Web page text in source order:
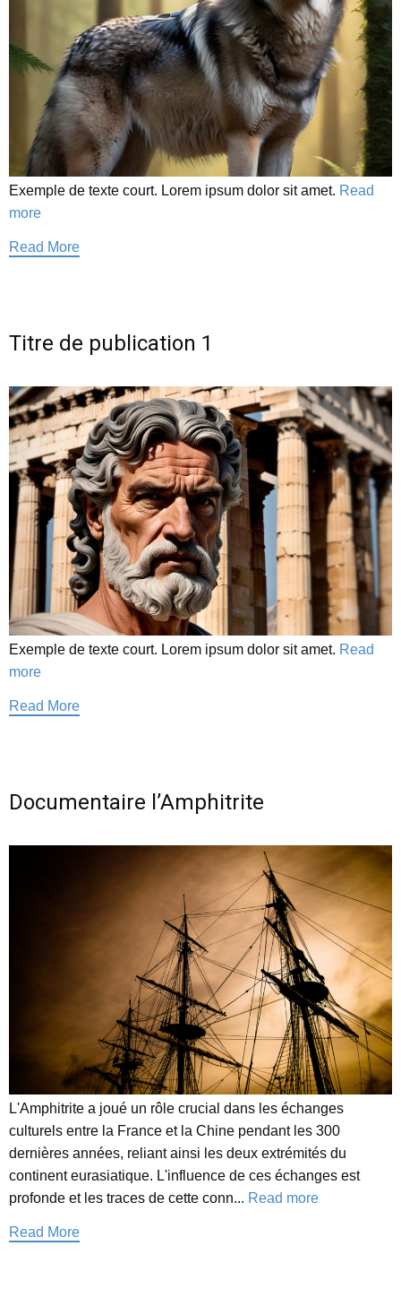
Exemple de texte court. Lorem ipsum dolor sit amet. Read
more
Read More
Titre de publication 1
Exemple de texte court. Lorem ipsum dolor sit amet. Read
more
Read More
Documentaire l’Amphitrite
L'Amphitrite a joué un rôle crucial dans les échanges
culturels entre la France et la Chine pendant les 300
dernières années, reliant ainsi les deux extrémités du
continent eurasiatique. L'influence de ces échanges est
profonde et les traces de cette conn... Read more
Read More